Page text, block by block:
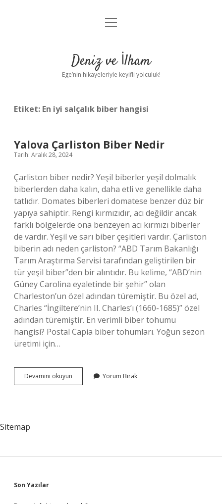
Anasayfa
Yasal Uyarı
menüyü
Deniz ve İlham
Ege’nin hikayeleriyle keyifli yolculuk!
Etiket: En iyi salçalık biber hangisi
Yalova Çarliston Biber Nedir
Tarih: Aralık 28, 2024
Çarliston biber nedir? Yeşil biberler yeşil dolmalık
biberlerden daha kalın, daha etli ve genellikle daha
tatlıdır. Domates biberleri domatese benzer düz bir
yapıya sahiptir. Rengi kırmızıdır, acı değildir ancak
farklı bölgelerde ona benzeyen acı kırmızı biberler
de vardır. Yeşil ve sarı biber çeşitleri vardır. Çarliston
biberin adı neden çarliston? “ABD Tarım Bakanlığı
Tarım Araştırma Servisi tarafından geliştirilen bir
tür yeşil biber”den bir alıntıdır. Bu kelime, “ABD’nin
Güney Carolina eyaletinde bir şehir” olan
Charleston’un özel adından türemiştir. Bu özel ad,
Charles “İngiltere’nin II. Charles’ı (1660-1685)” özel
adından türemiştir. En verimli biber tohumu
hangisi? Postal Capia biber tohumları. Yoğun sezon
üretimi için…
Devamını okuyun
Çarliston
Yorum Bırak
Sitemap
Sidebar
Son Yazılar